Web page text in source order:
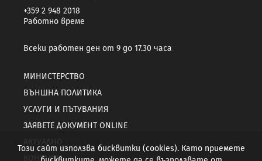
+359 2 948 2018
Работно време
Всеки работен ден от 9 до 17.30 часа
МИНИСТЕРСТВО
ВЪНШНА ПОЛИТИКА
УСЛУГИ И ПЪТУВАНИЯ
ЗАЯВЕТЕ ДОКУМЕНТ ONLINE
КОНТАКТИ
Този сайт използва бисквитки (cookies). Като приемете